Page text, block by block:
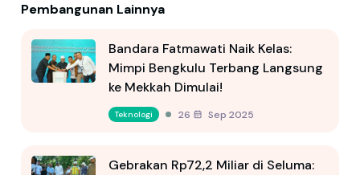
Pembangunan Lainnya
Bandara Fatmawati Naik Kelas:
Mimpi Bengkulu Terbang Langsung
ke Mekkah Dimulai!
Teknologi 26 Sep 2025
Gebrakan Rp72,2 Miliar di Seluma: